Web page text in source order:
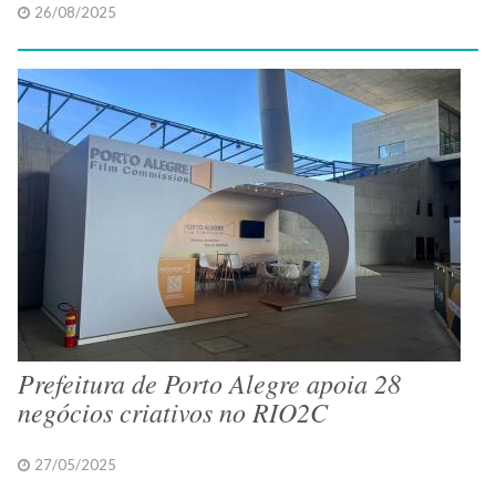
26/08/2025
Prefeitura de Porto Alegre apoia 28
negócios criativos no RIO2C
27/05/2025